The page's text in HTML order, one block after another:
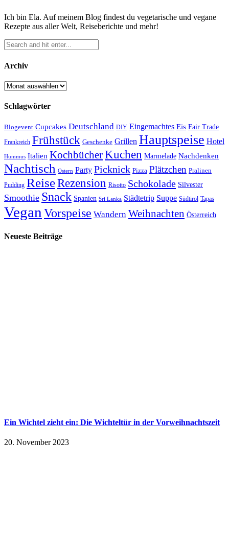
Ich bin Ela. Auf meinem Blog findest du vegetarische und vegane
Rezepte aus aller Welt, Reiseberichte und mehr!
Archiv
Archiv
Schlagwörter
Blogevent Cupcakes Deutschland DIY Eingemachtes Eis Fair Trade
Frankreich Frühstück Geschenke Grillen Hauptspeise Hotel
Hummus Italien KochbücherKuchen Marmelade Nachdenken
Nachtisch Ostern Party Picknick Pizza Plätzchen Pralinen
Pudding ReiseRezension Risotto Schokolade Silvester
Smoothie Snack Spanien Sri Lanka Städtetrip Suppe Südtirol Tapas
Vegan Vorspeise Wandern Weihnachten Österreich
Neueste Beiträge
Ein Wichtel zieht ein: Die Wichteltür in der Vorweihnachtszeit
20. November 2023